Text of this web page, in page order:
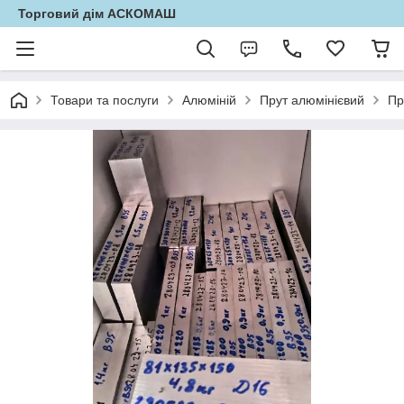
Торговий дім АСКОМАШ
Товари та послуги Алюміній Прут алюмінієвий